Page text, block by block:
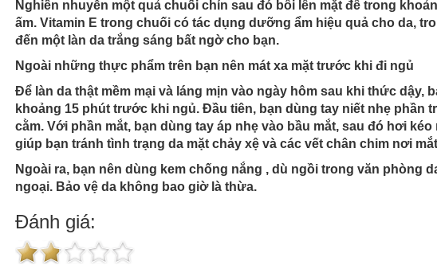
Nghiền nhuyễn một quả chuối chín sau đó bôi lên mặt để trong
ấm. Vitamin E trong chuối có tác dụng dưỡng ẩm hiệu quả cho da,
đến một làn da trắng sáng bất ngờ cho bạn.
Ngoài những thực phẩm trên bạn nên mát xa mặt trước khi đi ngủ
Để làn da thật mềm mại và láng mịn vào ngày hôm sau khi thức dậy,
khoảng 15 phút trước khi ngủ. Đầu tiên, bạn dùng tay niết nhẹ phần
cằm. Với phần mắt, bạn dùng tay áp nhẹ vào bầu mắt, sau đó hơi
giúp bạn tránh tình trạng da mặt chảy xệ và các vết chân chim nơi
Ngoài ra, bạn nên dùng kem chống nắng , dù ngồi trong văn phòng
ngoại. Bảo vệ da không bao giờ là thừa.
Đánh giá: